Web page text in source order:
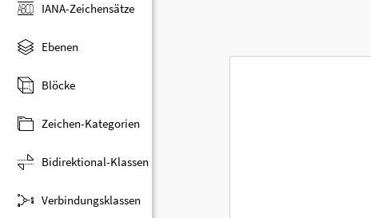
IANA-Zeichensätze
Ebenen
Blöcke
Zeichen-Kategorien
Bidirektional-Klassen
Verbindungsklassen